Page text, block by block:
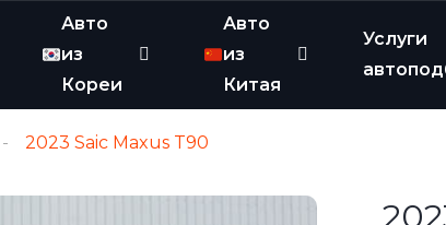
Авто
из
Кореи
Авто
из
Китая
Услуги
2023 Saic Maxus T90